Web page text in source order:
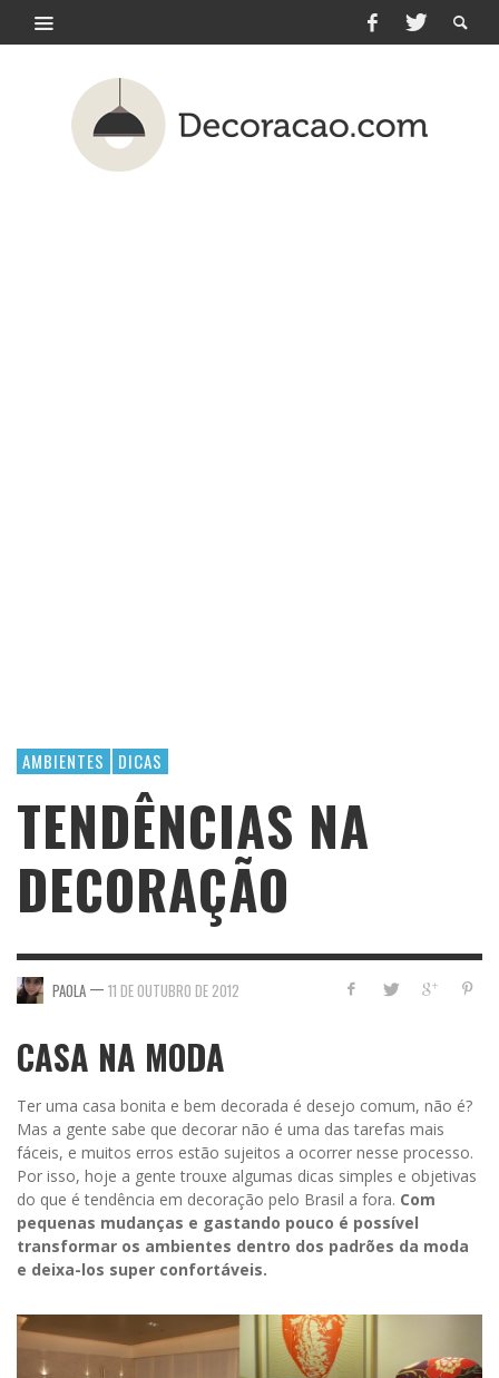
AMBIENTES DICAS
TENDÊNCIAS NA
DECORAÇÃO
PAOLA — 11 DE OUTUBRO DE 2012
CASA NA MODA
Ter uma casa bonita e bem decorada é desejo comum, não é?
Mas a gente sabe que decorar não é uma das tarefas mais
fáceis, e muitos erros estão sujeitos a ocorrer nesse processo.
Por isso, hoje a gente trouxe algumas dicas simples e objetivas
do que é tendência em decoração pelo Brasil a fora. Com
pequenas mudanças e gastando pouco é possível
transformar os ambientes dentro dos padrões da moda
e deixa-los super confortáveis.